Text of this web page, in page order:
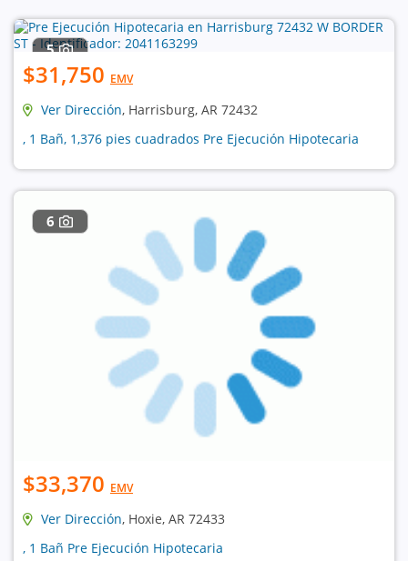
5
$31,750 EMV
Ver Dirección, Harrisburg, AR 72432
, 1 Bañ, 1,376 pies cuadrados Pre Ejecución Hipotecaria
6
$33,370 EMV
Ver Dirección, Hoxie, AR 72433
, 1 Bañ Pre Ejecución Hipotecaria